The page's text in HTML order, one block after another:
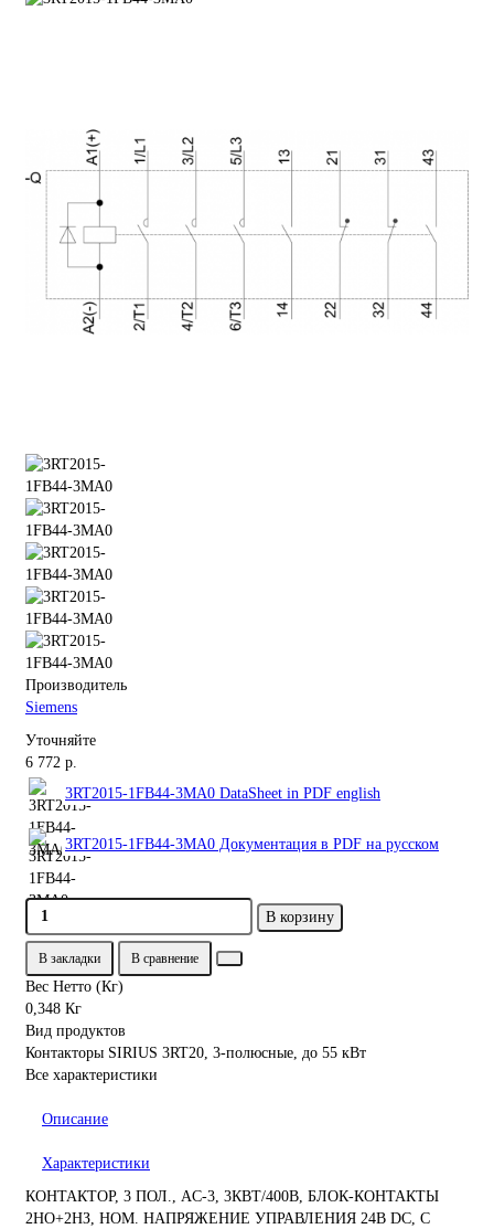
Производитель
Siemens
Уточняйте
6 772 р.
3RT2015-1FB44-3MA0 DataSheet in PDF english
3RT2015-1FB44-3MA0 Документация в PDF на русском
В корзину
В закладки В сравнение
Вес Нетто (Кг)
0,348 Кг
Вид продуктов
Контакторы SIRIUS 3RT20, 3-полюсные, до 55 кВт
Все характеристики
Описание
Характеристики
КОНТАКТОР, 3 ПОЛ., AC-3, 3КВТ/400В, БЛОК-КОНТАКТЫ
2НО+2НЗ, НОМ. НАПРЯЖЕНИЕ УПРАВЛЕНИЯ 24В DC, С